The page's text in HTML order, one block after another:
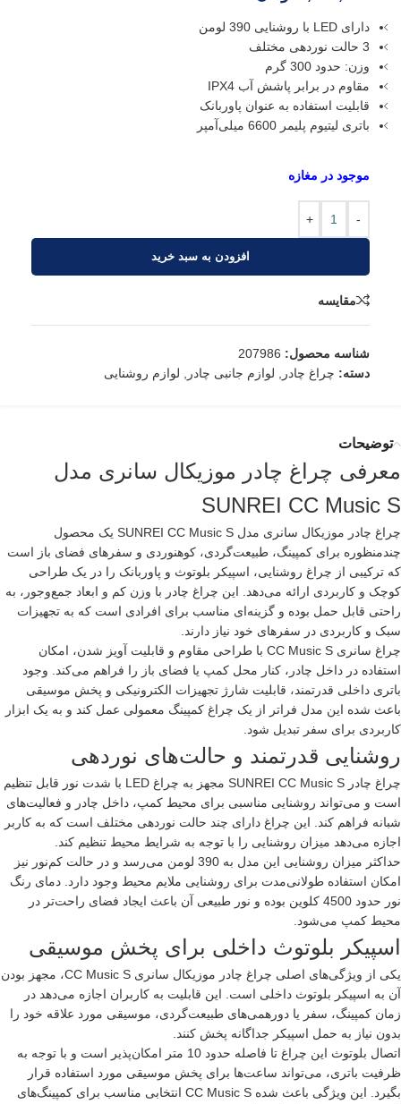
دارای LED با روشنایی 390 لومن
3 حالت نوردهی مختلف
وزن: حدود 300 گرم
مقاوم در برابر پاشش آب IPX4
قابلیت استفاده به عنوان پاوربانک
باتری لیتیوم پلیمر 6600 میلی‌آمپر
-
+
افزودن به سبد خرید
مقایسه
شناسه محصول: 207986
دسته: چراغ چادر لوازم جانبی چادر لوازم روشنایی
توضیحات
معرفی چراغ چادر موزیکال سانری مدل
SUNREI CC Music S
چراغ چادر موزیکال سانری
مدل SUNREI CC Music S یک محصول
چندمنظوره برای کمپینگ، طبیعت‌گردی، کوهنوردی و سفرهای فضای باز است
که ترکیبی از چراغ روشنایی، اسپیکر بلوتوث و پاوربانک را در یک طراحی
کوچک و کاربردی ارائه می‌دهد. این چراغ چادر با وزن کم و ابعاد جمع‌وجور، به
راحتی قابل حمل بوده و گزینه‌ای مناسب برای افرادی است که به تجهیزات
سبک و کاربردی در سفرهای خود نیاز دارند.
چراغ سانری CC Music S با طراحی مقاوم و قابلیت آویز شدن، امکان
استفاده در داخل چادر، کنار محل کمپ یا فضای باز را فراهم می‌کند. وجود
باتری داخلی قدرتمند، قابلیت شارژ تجهیزات الکترونیکی و پخش موسیقی
باعث شده این مدل فراتر از یک چراغ کمپینگ معمولی عمل کند و به یک ابزار
کاربردی برای سفر تبدیل شود.
روشنایی قدرتمند و حالت‌های نوردهی
چراغ چادر SUNREI CC Music S مجهز به چراغ LED با شدت نور قابل تنظیم
است و می‌تواند روشنایی مناسبی برای محیط کمپ، داخل چادر و فعالیت‌های
شبانه فراهم کند. این چراغ دارای چند حالت نوردهی مختلف است که به کاربر
اجازه می‌دهد میزان روشنایی را با توجه به شرایط محیط تنظیم کند.
حداکثر میزان روشنایی این مدل به 390 لومن می‌رسد و در حالت کم‌نور نیز
امکان استفاده طولانی‌مدت برای روشنایی ملایم محیط وجود دارد. دمای رنگ
نور حدود 4500 کلوین بوده و نور طبیعی آن باعث ایجاد فضای راحت‌تر در
محیط کمپ می‌شود.
اسپیکر بلوتوث داخلی برای پخش موسیقی
یکی از ویژگی‌های اصلی چراغ چادر موزیکال سانری CC Music S، مجهز بودن
آن به اسپیکر بلوتوث داخلی است. این قابلیت به کاربران اجازه می‌دهد در
زمان کمپینگ، سفر یا دورهمی‌های طبیعت‌گردی، موسیقی مورد علاقه خود را
بدون نیاز به حمل اسپیکر جداگانه پخش کنند.
اتصال بلوتوث این چراغ تا فاصله حدود 10 متر امکان‌پذیر است و با توجه به
ظرفیت باتری، می‌تواند ساعت‌ها برای پخش موسیقی مورد استفاده قرار
بگیرد. این ویژگی باعث شده CC Music S انتخابی مناسب برای کمپینگ‌های